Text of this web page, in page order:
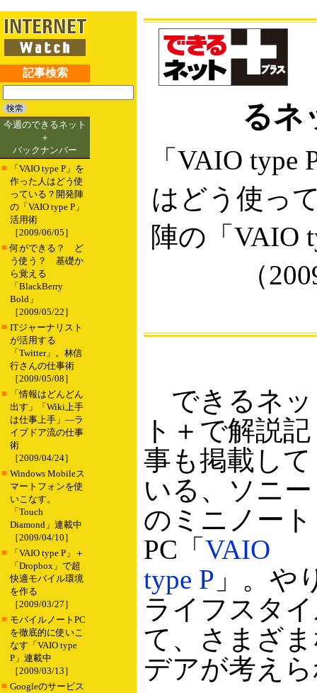
記事検索
今週のできるネット
＋
バックナンバー
■
「VAIO type P」を
作った人はどう使
っている？開発陣
の「VAIO type P」
活用術
［2009/06/05］
■ 何ができる？ ど
う使う？ 基礎か
ら覚える
「BlackBerry
Bold」
［2009/05/22］
■ ITジャーナリスト
が活用する
「Twitter」。林信
行さんの仕事術
［2009/05/08］
■
「情報はどんどん
出す」「Wiki上手
は仕事上手」―ラ
イブドア流の仕事
術
［2009/04/24］
■ Windows Mobileス
マートフォンを使
いこなす。
「Touch
Diamond」連載中
［2009/04/10］
■
「VAIO type P」＋
「Dropbox」で超
快適モバイル環境
を作る
［2009/03/27］
■ モバイルノートPC
を徹底的に使いこ
なす「VAIO type
P」連載中
［2009/03/13］
■ Googleのサービス
るネ
「VAIO
はどう使っ
陣の「VAIO
（
できるネッ
ト＋で解説記
事も掲載して
いる、ソニー
のミニノート
PC「 VAIO
type P 」。や
ライフスタ
て、さまざ
デアが考え